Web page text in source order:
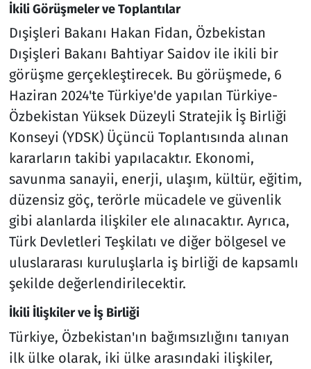
İkili Görüşmeler ve Toplantılar
Dışişleri Bakanı Hakan Fidan, Özbekistan
Dışişleri Bakanı Bahtiyar Saidov ile ikili bir
görüşme gerçekleştirecek. Bu görüşmede, 6
Haziran 2024'te Türkiye'de yapılan Türkiye-
Özbekistan Yüksek Düzeyli Stratejik İş Birliği
Konseyi (YDSK) Üçüncü Toplantısında alınan
kararların takibi yapılacaktır. Ekonomi,
savunma sanayii, enerji, ulaşım, kültür, eğitim,
düzensiz göç, terörle mücadele ve güvenlik
gibi alanlarda ilişkiler ele alınacaktır. Ayrıca,
Türk Devletleri Teşkilatı ve diğer bölgesel ve
uluslararası kuruluşlarla iş birliği de kapsamlı
şekilde değerlendirilecektir.
İkili İlişkiler ve İş Birliği
Türkiye, Özbekistan'ın bağımsızlığını tanıyan
ilk ülke olarak, iki ülke arasındaki ilişkiler,